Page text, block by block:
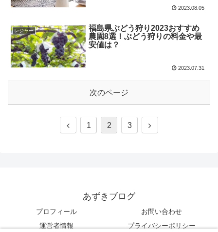
2023.08.05
レジャー
福島県ぶどう狩り2023おすすめ
農園8選！ぶどう狩りの料金や最
安値は？
2023.07.31
次のページ
1 2 3
あずきブログ
プロフィール
お問い合わせ
運営者情報
プライバシーポリシー